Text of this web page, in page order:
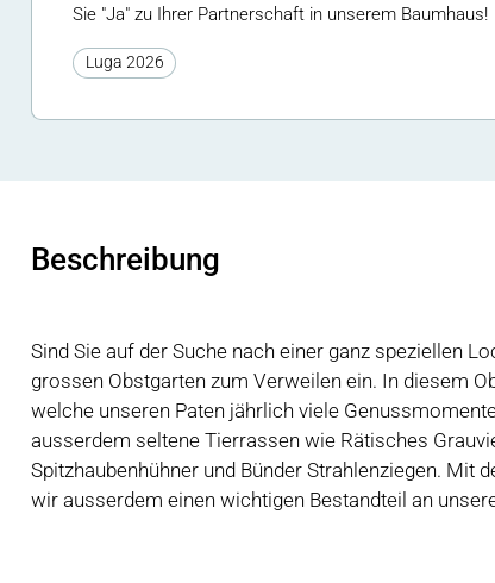
Sie "Ja" zu Ihrer Partnerschaft in unserem Baumhaus!
Luga 2026
Beschreibung
Sind Sie auf der Suche nach einer ganz speziellen
grossen Obstgarten zum Verweilen ein. In diesem
welche unseren Paten jährlich viele
ausserdem seltene Tierrassen wie Rätisches
Spitzhaubenhühner und Bünder Strahlenziegen. Mit
wir ausserdem einen wichtigen Bestandteil an